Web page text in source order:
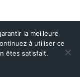
la meilleure
à utiliser ce
êtes satisfait.